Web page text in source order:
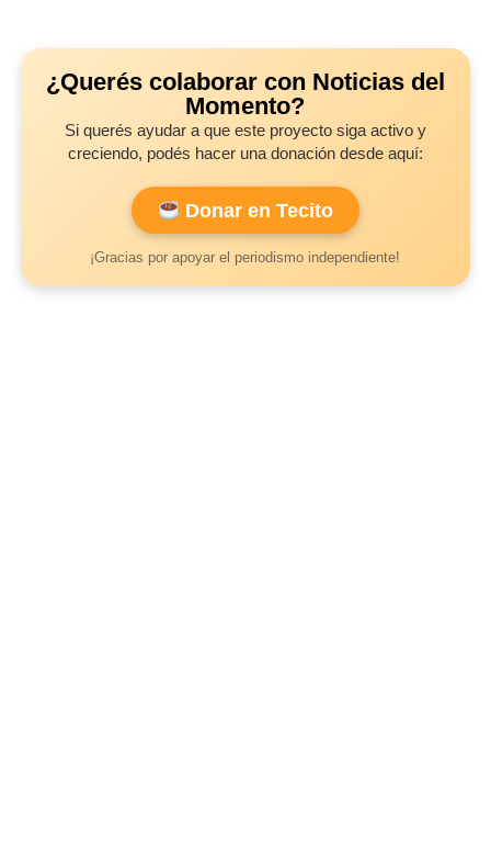
¿Querés colaborar con Noticias del
Momento?
Si querés ayudar a que este proyecto siga activo y
creciendo, podés hacer una donación desde aquí:
Donar en Tecito
¡Gracias por apoyar el periodismo independiente!